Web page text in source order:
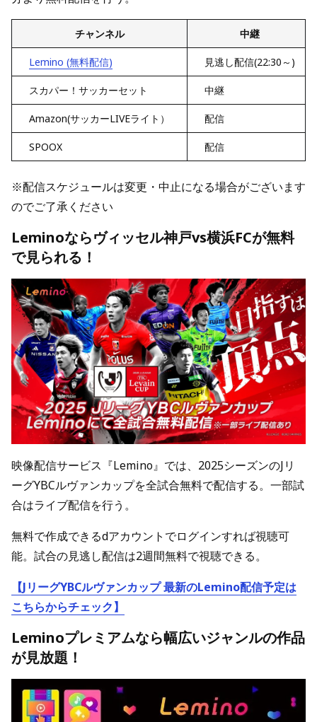
チャンネル 中継
Lemino (無料配信) 見逃し配信(22:30～)
スカパー！サッカーセット 中継
Amazon(サッカーLIVEライト） 配信
SPOOX 配信
※配信スケジュールは変更・中止になる場合がございます
のでご了承ください
Leminoならヴィッセル神戸vs横浜FCが無料
で見られる！
映像配信サービス『Lemino』では、2025シーズンのJリ
ーグYBCルヴァンカップを全試合無料で配信する。一部試
合はライブ配信を行う。
無料で作成できるdアカウントでログインすれば視聴可
能。試合の見逃し配信は2週間無料で視聴できる。
【JリーグYBCルヴァンカップ 最新のLemino配信予定は
こちらからチェック】
Leminoプレミアムなら幅広いジャンルの作品
が見放題！